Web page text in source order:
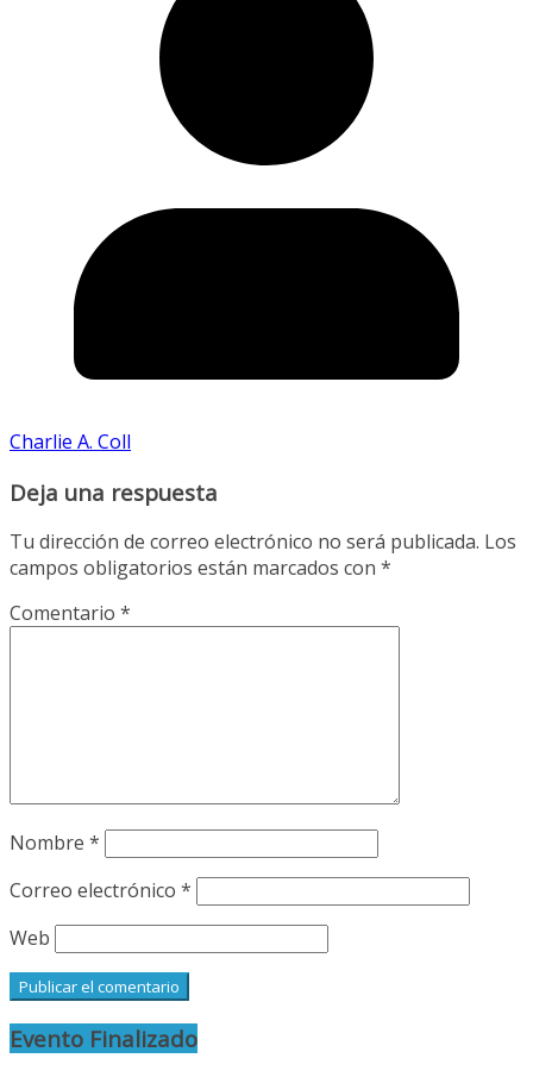
Charlie A. Coll
Deja una respuesta
Tu dirección de correo electrónico no será publicada. Los
campos obligatorios están marcados con *
Comentario *
Nombre *
Correo electrónico *
Web
Evento Finalizado